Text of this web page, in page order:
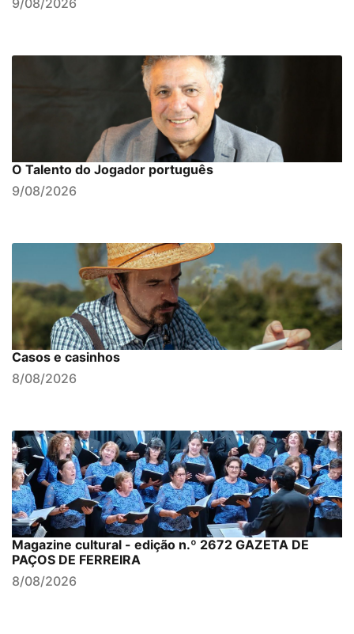
9/08/2026
O Talento do Jogador português
9/08/2026
Casos e casinhos
8/08/2026
Magazine cultural - edição n.º 2672 GAZETA DE
PAÇOS DE FERREIRA
8/08/2026